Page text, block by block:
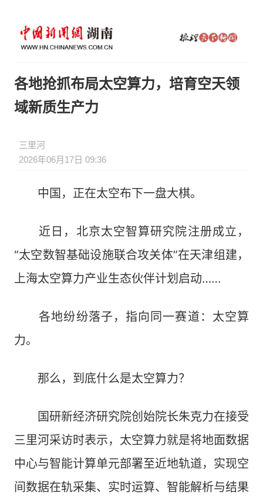
各地抢抓布局太空算力，培育空天领
域新质生产力
三里河
2026年06月17日 09:36
中国，正在太空布下一盘大棋。
近日，北京太空智算研究院注册成立，
“太空数智基础设施联合攻关体”在天津组建，
上海太空算力产业生态伙伴计划启动……
各地纷纷落子，指向同一赛道：太空算
力。
那么，到底什么是太空算力？
国研新经济研究院创始院长朱克力在接受
三里河采访时表示，太空算力就是将地面数据
中心与智能计算单元部署至近地轨道，实现空
间数据在轨采集、实时运算、智能解析与结果